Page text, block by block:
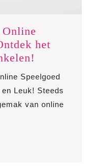
het
en
Veilig
Online
Speelgoed
Speelgoed
Leuk! Steeds
van online